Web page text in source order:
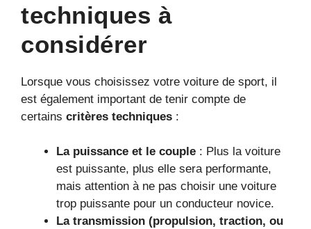
techniques à
considérer
Lorsque vous choisissez votre voiture de sport, il
est également important de tenir compte de
certains critères techniques :
La puissance et le couple : Plus la voiture
est puissante, plus elle sera performante,
mais attention à ne pas choisir une voiture
trop puissante pour un conducteur novice.
La transmission (propulsion, traction, ou